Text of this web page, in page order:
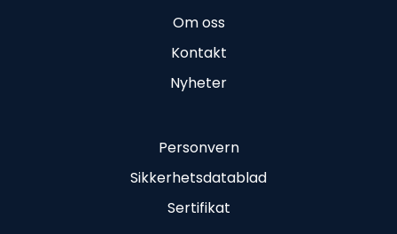
Om oss
Kontakt
Nyheter
Personvern
Sikkerhetsdatablad
Sertifikat